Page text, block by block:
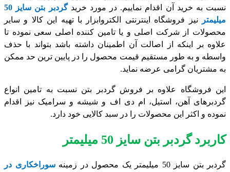
نسبت به خرید آن اقدام نماییم. در مورد خرید
گردبر بتن سایز 50
میلیمتر
نیز فروشگاه اینترنتی الکتروابزار با تهیه این کالا و سایر
محصولات از شرکت اصلی و یا تامین کننده اصلی سعی نموده تا
علاوه بر اینکه از اصالت آن اطمینان داشته باشد بتواند با حذف
واسطه و به طور مستقیم قیمت محصول را در پایین ترین حد ممکن
به مشتریان گرامی عرضه نماید.
این فروشگاه علاوه بر فروش گردبر بتن نسبت به تامین انواع
گردبرهای آهن، استیل، ام دی اف و شیشه و سرامیک نیز اقدام
نموده و اکثر این محصولات را در سبد کالایی خود دارد.
کاربرد گردبر بتن سایز 50 میلیمتر
گردبر بتن سایز 50 میلیمتر یک محصول در زمینه
سوراخکاری در